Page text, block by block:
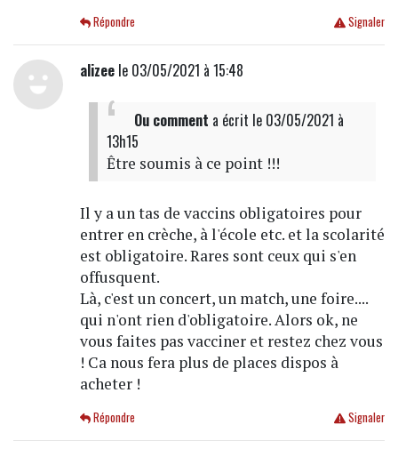
Signaler
Répondre
alizeele 03/05/2021 à 15:48
Ou comment a écrit le 03/05/2021 à
13h15
Être soumis à ce point !!!
Il y a un tas de vaccins obligatoires pour
entrer en crèche, à l'école etc. et la scolarité
est obligatoire. Rares sont ceux qui s'en
offusquent.
Là, c'est un concert, un match, une foire....
qui n'ont rien d'obligatoire. Alors ok, ne
vous faites pas vacciner et restez chez vous
! Ca nous fera plus de places dispos à
acheter !
Signaler
Répondre